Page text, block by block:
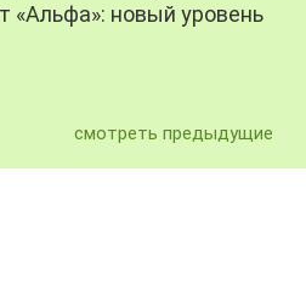
«Альфа»: новый уровень
смотреть предыдущие